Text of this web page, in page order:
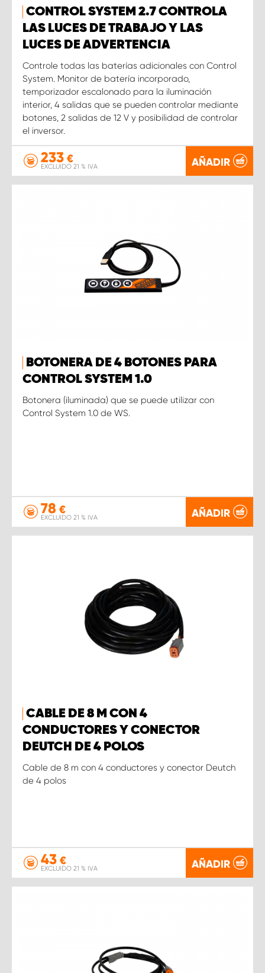
CONTROL SYSTEM 2.7 CONTROLA
LAS LUCES DE TRABAJO Y LAS
LUCES DE ADVERTENCIA
Controle todas las baterías adicionales con Control
System. Monitor de batería incorporado,
temporizador escalonado para la iluminación
interior, 4 salidas que se pueden controlar mediante
botones, 2 salidas de 12 V y posibilidad de controlar
el inversor.
233 €
EXCLUIDO 21 % IVA AÑADIR
BOTONERA DE 4 BOTONES PARA
CONTROL SYSTEM 1.0
Botonera (iluminada) que se puede utilizar con
Control System 1.0 de WS.
78 €
EXCLUIDO 21 % IVA AÑADIR
CABLE DE 8 M CON 4
CONDUCTORES Y CONECTOR
DEUTCH DE 4 POLOS
Cable de 8 m con 4 conductores y conector Deutch
de 4 polos
43 €
EXCLUIDO 21 % IVA AÑADIR